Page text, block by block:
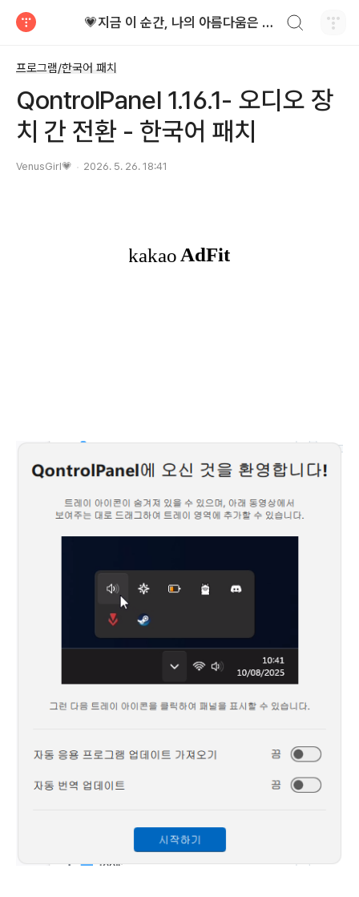
💗지금 이 순간, 나의 아름다움은 가장 빛난다!
프로그램/한국어 패치
QontrolPanel 1.16.1- 오디오 장
치 간 전환 - 한국어 패치
VenusGirl💗 2026. 5. 26. 18:41